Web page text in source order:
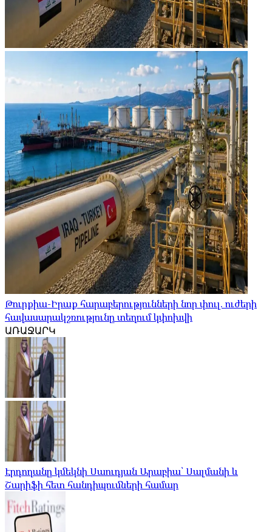
Թուրքիա-Իրաք հարաբերությունների նոր փուլ. ուժերի
հավասարակշռությունը տեղում կփոխվի
ԱՌԱՋԱՐԿ
Էրդողանը կմեկնի Սաուդյան Արաբիա՝ Սալմանի և
Շարիֆի հետ հանդիպումների համար